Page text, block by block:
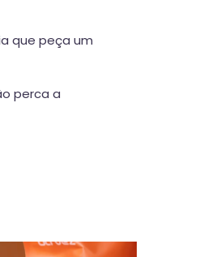
que peça um
perca a